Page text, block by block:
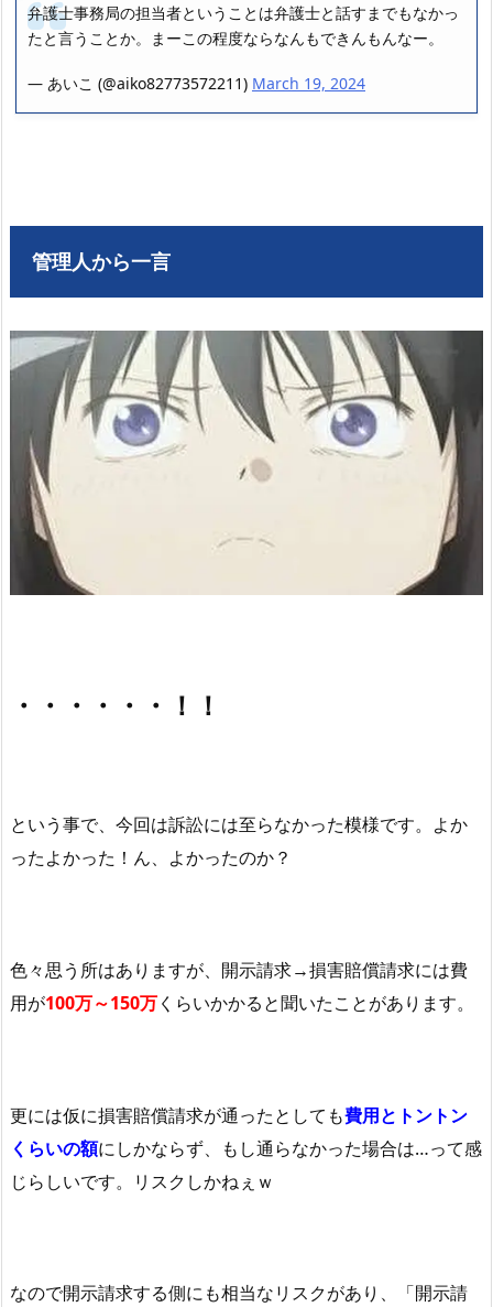
弁護士事務局の担当者ということは弁護士と話すまでもなかっ
たと言うことか。まーこの程度ならなんもできんもんなー。
— あいこ (@aiko82773572211) March 19, 2024
管理人から一言
・・・・・・！！
という事で、今回は訴訟には至らなかった模様です。よか
ったよかった！ん、よかったのか？
色々思う所はありますが、開示請求→損害賠償請求には費
用が100万～150万くらいかかると聞いたことがあります。
更には仮に損害賠償請求が通ったとしても費用とトントン
くらいの額にしかならず、もし通らなかった場合は…って感
じらしいです。リスクしかねぇｗ
なので開示請求する側にも相当なリスクがあり、「開示請